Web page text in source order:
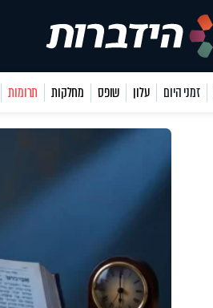
זמני היום עלון שופס מחלקות תרומות